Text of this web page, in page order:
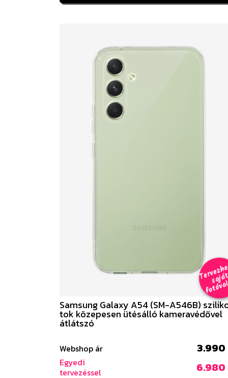
T
t
al
Samsung Galaxy A54 (SM-A546B)
tok közepesen ütésálló kameravédővel
átlátszó
Webshop ár 3.990
Egyedi
tervezéssel
6.980